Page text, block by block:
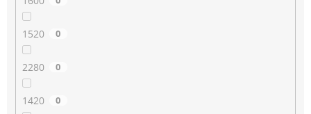
1520 0
2280 0
1420 0